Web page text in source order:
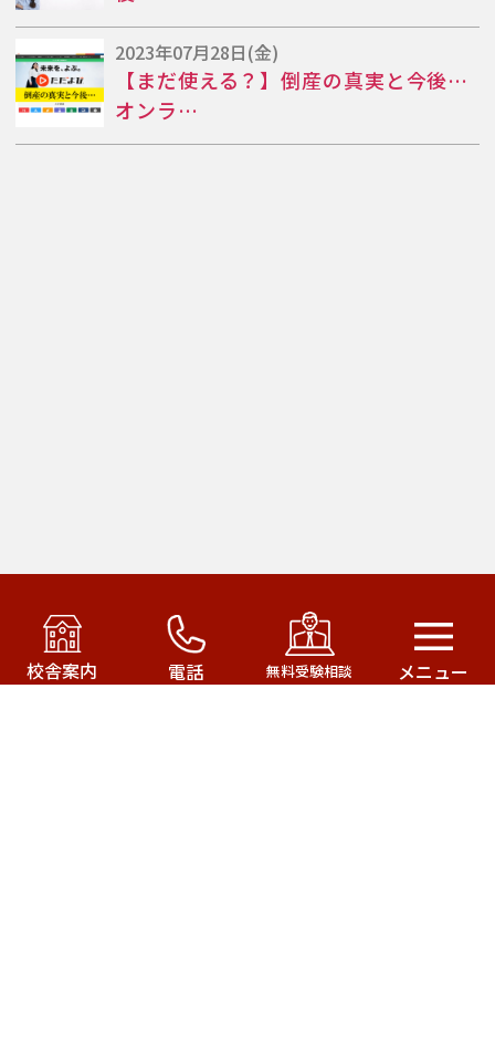
2023年07月28日(金)
【まだ使える？】倒産の真実と今後…
オンラ…
アカデミー・オブ・ファースト・パシフィック運営の
武田塾はこちら！
武田塾三軒茶屋校
校舎案内 電話 無料受験相談 メニュー